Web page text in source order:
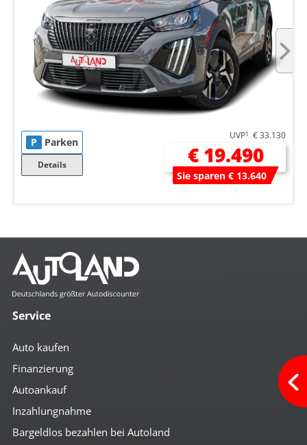
P Parken
Details
UVP1 € 33.130
€ 19.490
Sie sparen € 13.640
Service
Auto kaufen
Finanzierung
Autoankauf
Inzahlungnahme
Bargeldlos bezahlen bei Autoland